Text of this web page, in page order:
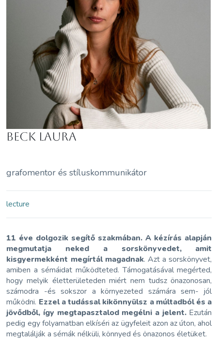
Beck Laura
grafomentor és stíluskommunikátor
lecture
11 éve dolgozik segítő szakmában. A kézírás alapján
megmutatja neked a sorskönyvedet, amit
kisgyermekként megírtál magadnak. Azt a sorskönyvet,
amiben a sémáidat működteted. Támogatásával megérted,
hogy melyik életterületeden miért nem tudsz önazonosan,
számodra -és sokszor a környezeted számára sem- jól
működni. Ezzel a tudással kikönnyülsz a múltadból és a
jövődből, így megtapasztalod megélni a jelent.Ezután
pedig egy folyamatban elkíséri az ügyfeleit azon az úton, ahol
megtalálják a sémák nélküli, könnyed és önazonos életüket.